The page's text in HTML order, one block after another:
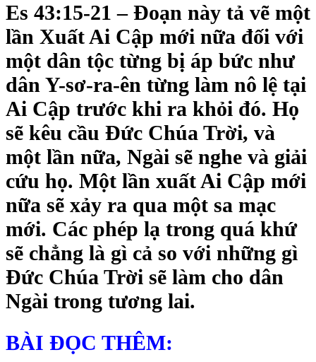
Es 43:15-21 – Đoạn này tả vẽ một
lần Xuất Ai Cập mới nữa đối với
một dân tộc từng bị áp bức như
dân Y-sơ-ra-ên từng làm nô lệ tại
Ai Cập trước khi ra khỏi đó. Họ
sẽ kêu cầu Đức Chúa Trời, và
một lần nữa, Ngài sẽ nghe và giải
cứu họ. Một lần xuất Ai Cập mới
nữa sẽ xảy ra qua một sa mạc
mới. Các phép lạ trong quá khứ
sẽ chẳng là gì cả so với những gì
Đức Chúa Trời sẽ làm cho dân
Ngài trong tương lai.
BÀI ĐỌC THÊM: